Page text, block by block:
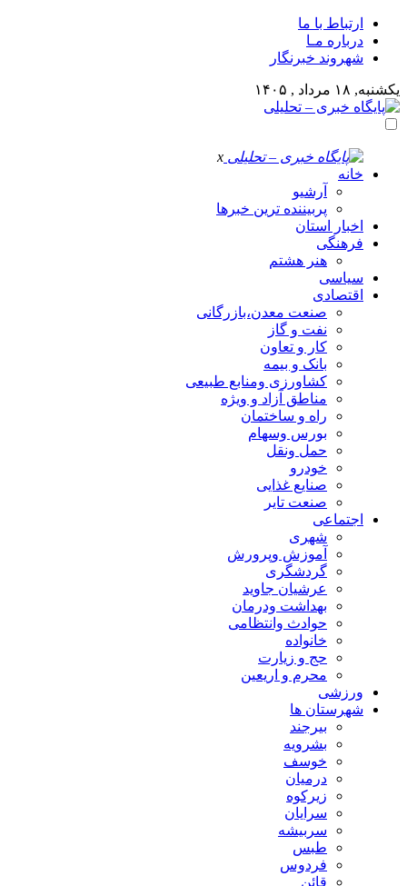
ارتباط با ما
درباره مـا
شهروند خبرنگار
یکشنبه, ۱۸ مرداد , ۱۴۰۵
x
خانه
آرشیو
پربیننده ترین خبرها
اخبار استان
فرهنگی
هنر هشتم
سیاسی
اقتصادی
صنعت معدن،بازرگانی
نفت و گاز
کار و تعاون
بانک و بیمه
کشاورزی ومنابع طبیعی
مناطق آزاد و ویژه
راه و ساختمان
بورس وسهام
حمل ونقل
خودرو
صنایع غذایی
صنعت تایر
اجتماعی
شهری
آموزش وپرورش
گردشگری
عرشیان جاوید
بهداشت ودرمان
حوادث وانتظامی
خانواده
حج و زیارت
محرم و اریعین
ورزشی
شهرستان ها
بیرجند
بشرویه
خوسف
درمیان
زیرکوه
سرایان
سربیشه
طبس
فردوس
قائن